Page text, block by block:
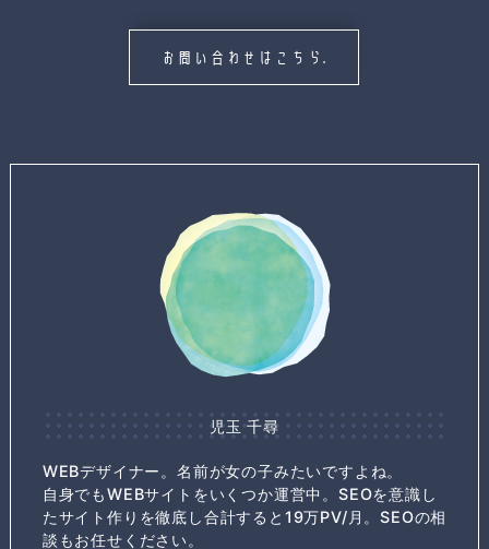
お問い合わせはこちら.
児玉 千尋
WEBデザイナー。名前が女の子みたいですよね。
自身でもWEBサイトをいくつか運営中。SEOを意識し
たサイト作りを徹底し合計すると19万PV/月。SEOの相
談もお任せください。